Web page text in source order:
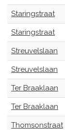
Staringstraat
Staringstraat
Streuvelslaan
Streuvelslaan
Ter Braaklaan
Ter Braaklaan
Thomsonstraat